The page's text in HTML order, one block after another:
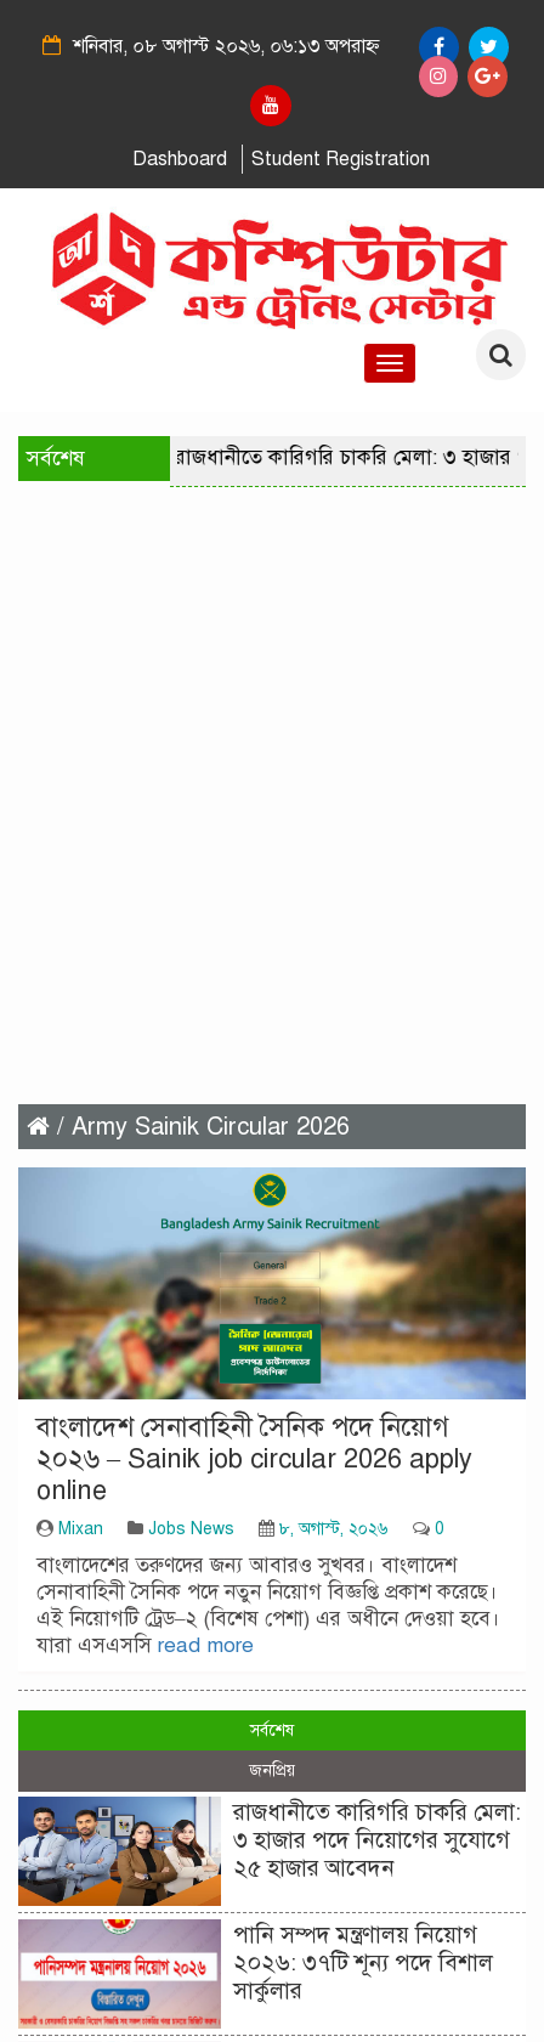
শনিবার, ০৮ অগাস্ট ২০২৬, ০৬:১৩ অপরাহ্ন
Dashboard Student Registration
Toggle
সর্বশেষ রাজধানীতে কারিগরি চাকরি মেলা: ৩ হাজার
/ Army Sainik Circular 2026
বাংলাদেশ সেনাবাহিনী সৈনিক পদে নিয়োগ
২০২৬ – Sainik job circular 2026 apply
online
Mixan Jobs News ৮, অগাস্ট, ২০২৬ 0
বাংলাদেশের তরুণদের জন্য আবারও সুখবর। বাংলাদেশ
সেনাবাহিনী সৈনিক পদে নতুন নিয়োগ বিজ্ঞপ্তি প্রকাশ করেছে।
এই নিয়োগটি ট্রেড–২ (বিশেষ পেশা) এর অধীনে দেওয়া হবে।
যারা এসএসসি read more
সর্বশেষ
জনপ্রিয়
রাজধানীতে কারিগরি চাকরি মেলা:
৩ হাজার পদে নিয়োগের সুযোগে
২৫ হাজার আবেদন
পানি সম্পদ মন্ত্রণালয় নিয়োগ
২০২৬: ৩৭টি শূন্য পদে বিশাল
সার্কুলার